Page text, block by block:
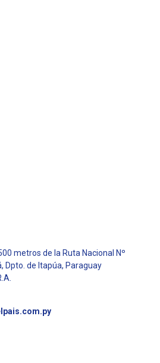
metros de la Ruta Nacional Nº
Dpto. de Itapúa, Paraguay